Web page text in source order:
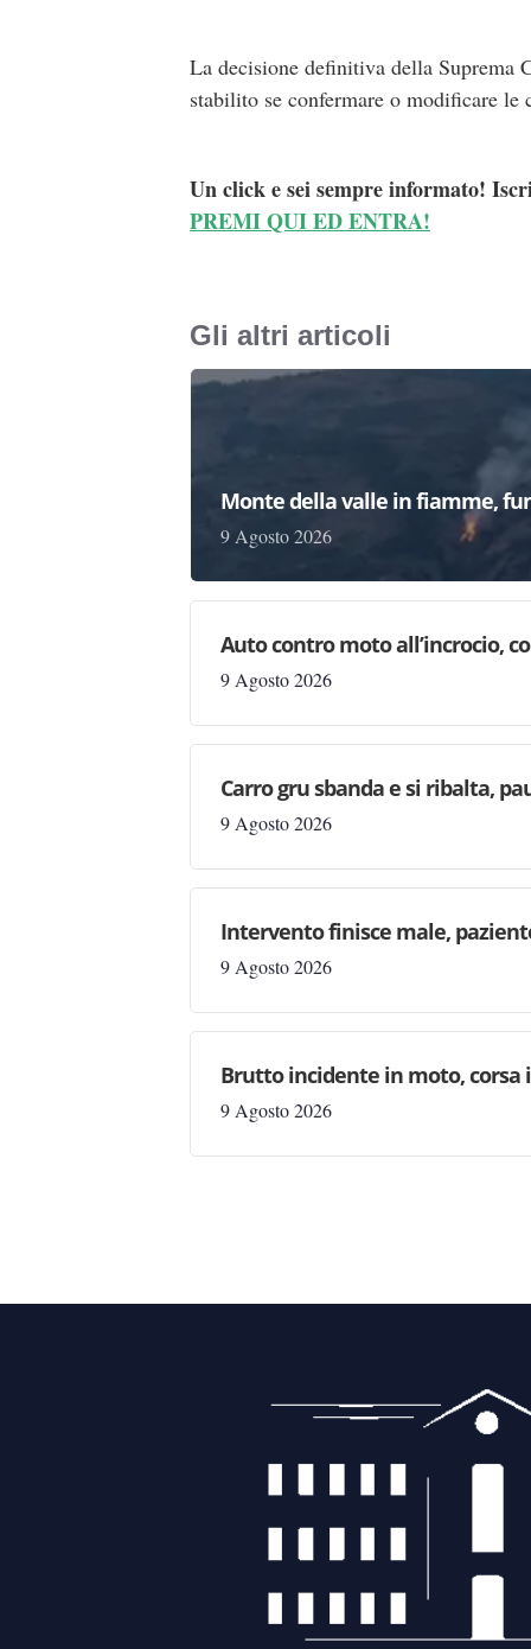
La decisione definitiva della Suprema
stabilito se confermare o modificare
Un click e sei sempre informato!
PREMI QUI ED ENTRA!
Gli altri articoli
Monte della valle in fiamme,
9 Agosto 2026
Auto contro moto all’incrocio,
9 Agosto 2026
Carro gru sbanda e si ribalta,
9 Agosto 2026
Intervento finisce male,
9 Agosto 2026
Brutto incidente in moto, corsa
9 Agosto 2026